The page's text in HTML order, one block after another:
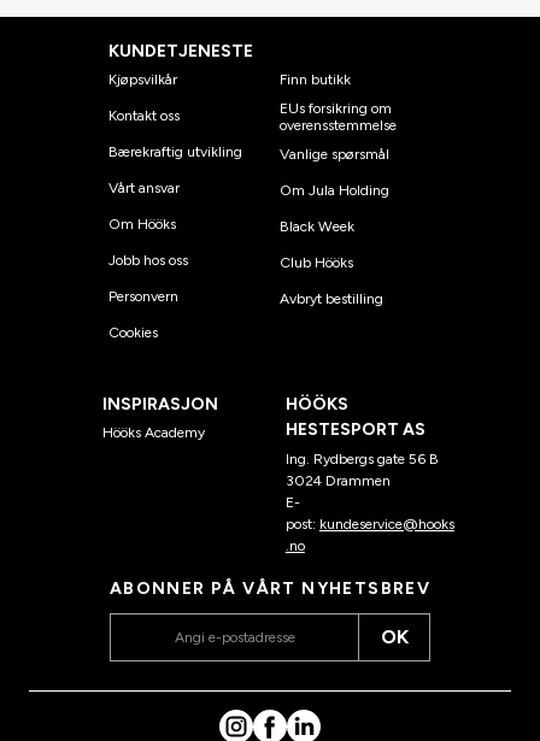
KUNDETJENESTE
Kjøpsvilkår
Kontakt oss
Bærekraftig utvikling
Vårt ansvar
Om Hööks
Jobb hos oss
Personvern
Cookies
Finn butikk
EUs forsikring om
overensstemmelse
Vanlige spørsmål
Om Jula Holding
Black Week
Club Hööks
Avbryt bestilling
INSPIRASJON
Hööks Academy
HÖÖKS
HESTESPORT AS
Ing. Rydbergs gate 56 B
3024 Drammen
E-
post: kundeservice@hooks
.no
ABONNER PÅ VÅRT NYHETSBREV
OK